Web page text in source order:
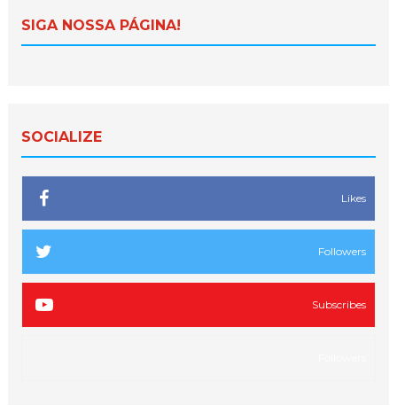
SIGA NOSSA PÁGINA!
SOCIALIZE
Likes
Followers
Subscribes